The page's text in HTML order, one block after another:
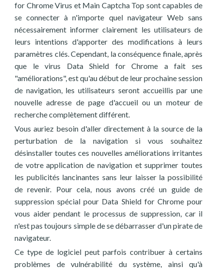
for Chrome Virus et Main Captcha Top sont capables de
se connecter à n'importe quel navigateur Web sans
nécessairement informer clairement les utilisateurs de
leurs intentions d'apporter des modifications à leurs
paramètres clés. Cependant, la conséquence finale, après
que le virus Data Shield for Chrome a fait ses
"améliorations", est qu'au début de leur prochaine session
de navigation, les utilisateurs seront accueillis par une
nouvelle adresse de page d'accueil ou un moteur de
recherche complètement différent.
Vous auriez besoin d'aller directement à la source de la
perturbation de la navigation si vous souhaitez
désinstaller toutes ces nouvelles améliorations irritantes
de votre application de navigation et supprimer toutes
les publicités lancinantes sans leur laisser la possibilité
de revenir. Pour cela, nous avons créé un guide de
suppression spécial pour Data Shield for Chrome pour
vous aider pendant le processus de suppression, car il
n'est pas toujours simple de se débarrasser d'un pirate de
navigateur.
Ce type de logiciel peut parfois contribuer à certains
problèmes de vulnérabilité du système, ainsi qu'à